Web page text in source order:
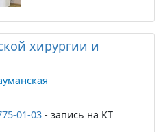
хирургии и
01-03 - запись на КТ